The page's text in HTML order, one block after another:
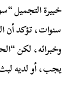
خبيرة التجميل
سنوات، تؤكد أن
وخبرائه، لكن
يجب، أو لديه